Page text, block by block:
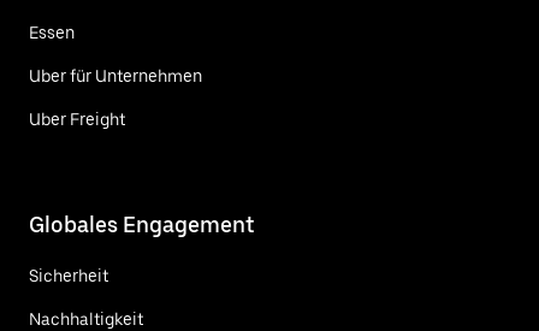
Essen
Uber für Unternehmen
Uber Freight
Globales Engagement
Sicherheit
Nachhaltigkeit